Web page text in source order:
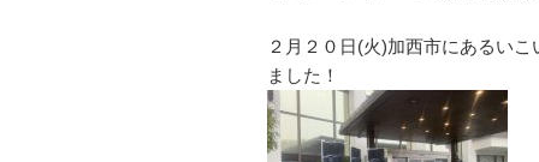
２月２０日(火)加西市にあるい
ました！